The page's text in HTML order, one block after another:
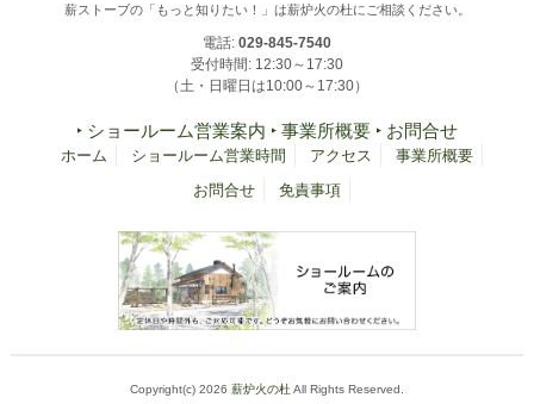
薪ストーブの「もっと知りたい！」は薪炉火の杜にご相談ください。
電話: 029-845-7540
受付時間: 12:30～17:30
（土・日曜日は10:00～17:30）
‣ ショールーム営業案内 ‣ 事業所概要 ‣ お問合せ
ホーム ショールーム営業時間 アクセス
事業所概要
お問合せ
免責事項
Copyright(c) 2026 薪炉火の杜 All Rights Reserved.